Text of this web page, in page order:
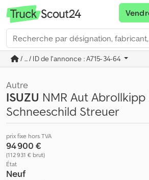
/ ... / ID de l'annonce : A715-34-64
Autre
ISUZU NMR Aut
Schneeschild Streuer
prix fixe hors TVA
94 900 €
(112 931 € brut)
État
Neuf